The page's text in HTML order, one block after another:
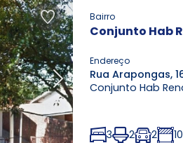
Next
Bairro
Conjunto Hab
Endereço
Rua Arapongas,
Conjunto Hab
3 2 2